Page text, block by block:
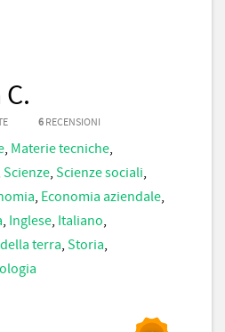
6 RECENSIONI
, Materie tecniche,
Scienze, Scienze sociali,
, Economia aziendale,
, Inglese, Italiano,
terra, Storia,